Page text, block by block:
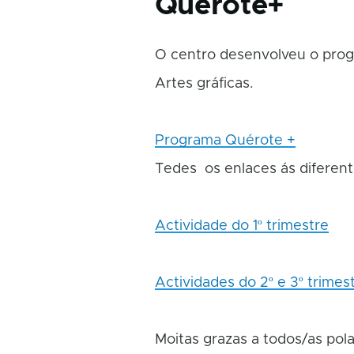
O centro desenvolveu o
Artes gráficas.
Programa Quérote +
Tedes os enlaces ás
Actividade do 1º trimestre
Actividades do 2º e 3º
Moitas grazas a todos/as